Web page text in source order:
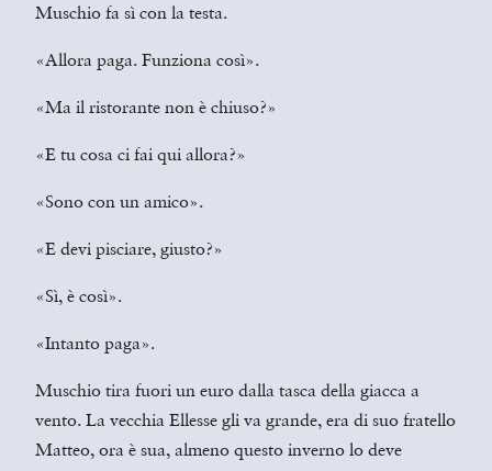
Muschio fa sì con la testa.
«Allora paga. Funziona così».
«Ma il ristorante non è chiuso?»
«E tu cosa ci fai qui allora?»
«Sono con un amico».
«E devi pisciare, giusto?»
«Sì, è così».
«Intanto paga».
Muschio tira fuori un euro dalla tasca della giacca a
vento. La vecchia Ellesse gli va grande, era di suo fratello
Matteo, ora è sua, almeno questo inverno lo deve